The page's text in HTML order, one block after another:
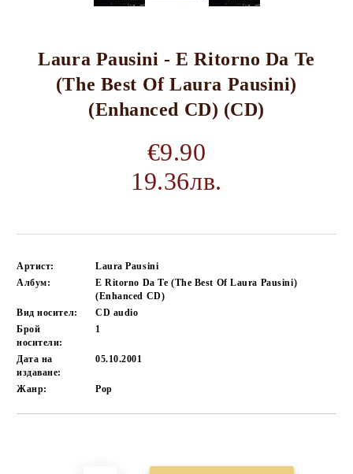
Laura Pausini - E Ritorno Da Te
(The Best Of Laura Pausini)
(Enhanced CD) (CD)
€9.90
19.36лв.
Артист:
Laura Pausini
Албум:
E Ritorno Da Te (The Best Of Laura Pausini)
(Enhanced CD)
Вид носител:
CD audio
Брой
носители:
1
Дата на
издаване:
05.10.2001
Жанр: Pop